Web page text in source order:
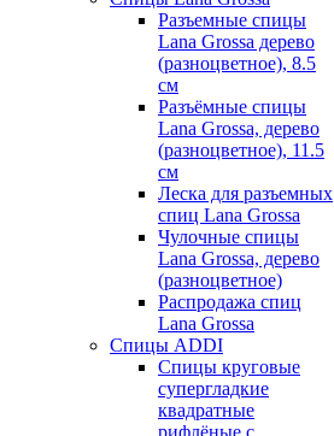
Разъемные спицы
Lana Grossa дерево
(разноцветное), 8.5
см
Разъёмные спицы
Lana Grossa, дерево
(разноцветное), 11.5
см
Леска для разъемных
спиц Lana Grossa
Чулочные спицы
Lana Grossa, дерево
(разноцветное)
Распродажа спиц
Lana Grossa
Спицы ADDI
Спицы круговые
супергладкие
квадратные
рифлёные с